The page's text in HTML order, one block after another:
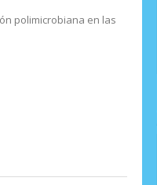
polimicrobiana en las